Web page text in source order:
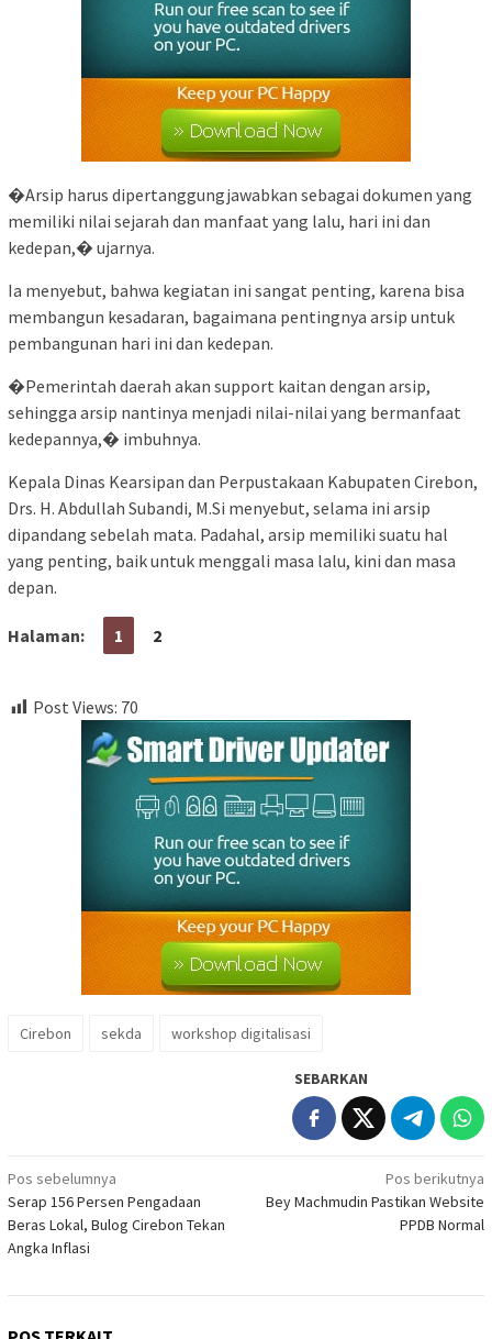
�Arsip harus dipertanggungjawabkan sebagai dokumen yang
memiliki nilai sejarah dan manfaat yang lalu, hari ini dan
kedepan,� ujarnya.
Ia menyebut, bahwa kegiatan ini sangat penting, karena bisa
membangun kesadaran, bagaimana pentingnya arsip untuk
pembangunan hari ini dan kedepan.
�Pemerintah daerah akan support kaitan dengan arsip,
sehingga arsip nantinya menjadi nilai-nilai yang bermanfaat
kedepannya,� imbuhnya.
Kepala Dinas Kearsipan dan Perpustakaan Kabupaten Cirebon,
Drs. H. Abdullah Subandi, M.Si menyebut, selama ini arsip
dipandang sebelah mata. Padahal, arsip memiliki suatu hal
yang penting, baik untuk menggali masa lalu, kini dan masa
depan.
Halaman: 1 2
Post Views: 70
Cirebon sekda workshop digitalisasi
SEBARKAN
Navigasi
pos
Pos sebelumnya
Serap 156 Persen Pengadaan
Beras Lokal, Bulog Cirebon Tekan
Angka Inflasi
Pos berikutnya
Bey Machmudin Pastikan Website
PPDB Normal